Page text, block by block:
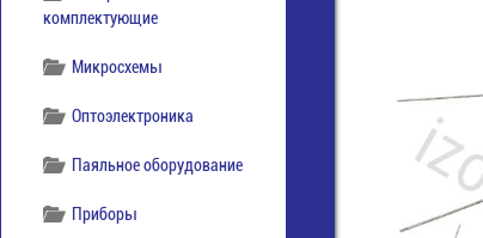
комплектующие
Микросхемы
Оптоэлектроника
Паяльное оборудование
Приборы